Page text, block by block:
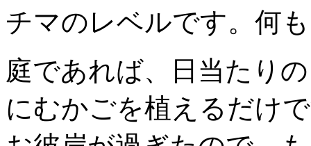
チマのレベルです。何
庭であれば、日当たり
にむかごを植えるだけ